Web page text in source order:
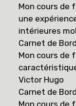
Mon cours de
une
intérieures
Carnet de
Mon cours de
Victor Hugo
Carnet de
Mon cours de